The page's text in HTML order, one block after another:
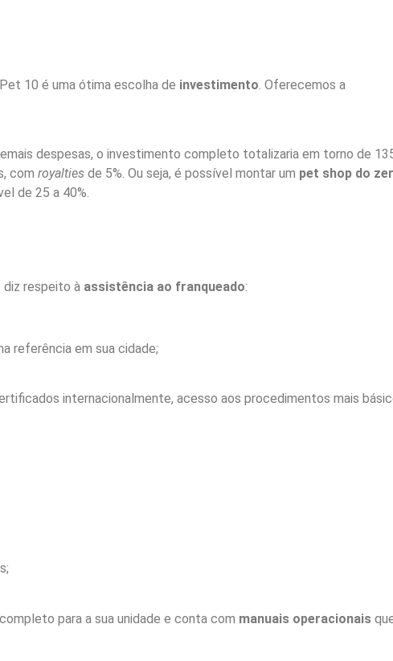
10 é uma ótima escolha de investimento . Oferecemos a
despesas, o investimento completo totalizaria em torno de
com royalties de 5%. Ou seja, é possível montar um pet shop do
de 25 a 40%.
diz respeito à assistência ao franqueado:
referência em sua cidade;
internacionalmente, acesso aos procedimentos mais
completo para a sua unidade e conta com manuais operacionais